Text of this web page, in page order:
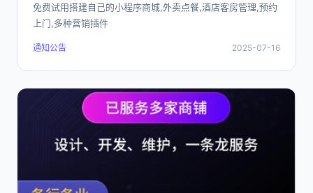
免费试用搭建自己的小程序商城,外卖点餐,酒店客房管理,预约
上门,多种营销插件
通知公告 2025-07-16